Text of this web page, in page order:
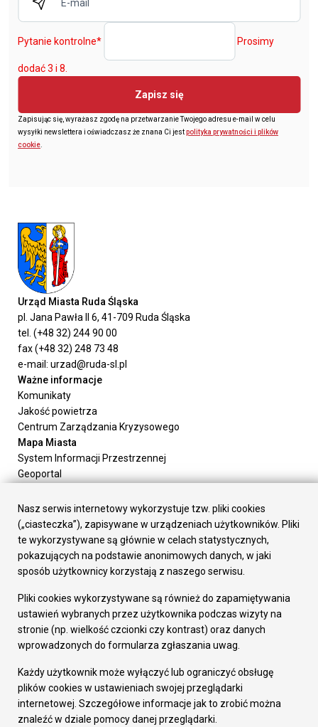
Pytanie kontrolne* Prosimy
dodać 3 i 8.
Zapisz się
Zapisując się, wyrażasz zgodę na przetwarzanie Twojego adresu e-mail w celu
wysyłki newslettera i oświadczasz że znana Ci jestpolityka prywatności i plików
cookie.
Urząd Miasta Ruda Śląska
pl. Jana Pawła II 6, 41-709 Ruda Śląska
tel. (+48 32) 244 90 00
fax (+48 32) 248 73 48
e-mail: urzad@ruda-sl.pl
Ważne informacje
Komunikaty
Jakość powietrza
Centrum Zarządzania Kryzysowego
Mapa Miasta
System Informacji Przestrzennej
Geoportal
Załatw sprawę
Prezydent Miasta
Rada Miasta
Wydziały
Elektroniczna Skrzynka Podawcza
Gospodarka
Fundusze europejskie
Środki krajowe
Oferty inwestycyjne
Pozostałe
Deklaracja dostępności
Dane osobowe
Dodaj opinię o witrynie
Nasz serwis internetowy wykorzystuje tzw. pliki cookies
(„ciasteczka”), zapisywane w urządzeniach użytkowników. Pliki
te wykorzystywane są głównie w celach statystycznych,
pokazujących na podstawie anonimowych danych, w jaki
sposób użytkownicy korzystają z naszego serwisu.
Pliki cookies wykorzystywane są również do zapamiętywania
ustawień wybranych przez użytkownika podczas wizyty na
stronie (np. wielkość czcionki czy kontrast) oraz danych
wprowadzonych do formularza zgłaszania uwag.
Każdy użytkownik może wyłączyć lub ograniczyć obsługę
plików cookies w ustawieniach swojej przeglądarki
internetowej. Szczegółowe informacje jak to zrobić można
znaleźć w dziale pomocy danej przeglądarki.